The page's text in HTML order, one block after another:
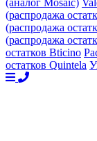
(аналог Mosaic)
(распродажа
(распродажа
(распродажа
остатков Bticino
остатков Quintela